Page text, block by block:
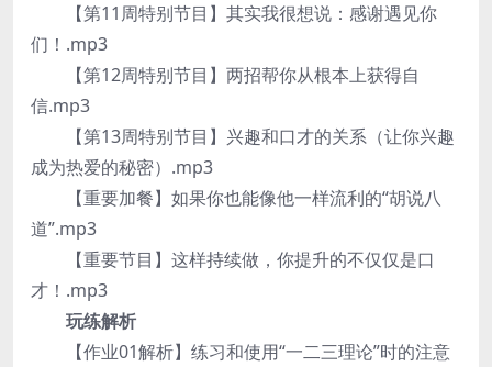
【第11周特别节目】其实我很想说：感谢遇见你
们！.mp3
【第12周特别节目】两招帮你从根本上获得自
信.mp3
【第13周特别节目】兴趣和口才的关系（让你兴趣
成为热爱的秘密）.mp3
【重要加餐】如果你也能像他一样流利的“胡说八
道”.mp3
【重要节目】这样持续做，你提升的不仅仅是口
才！.mp3
玩练解析
【作业01解析】练习和使用“一二三理论”时的注意